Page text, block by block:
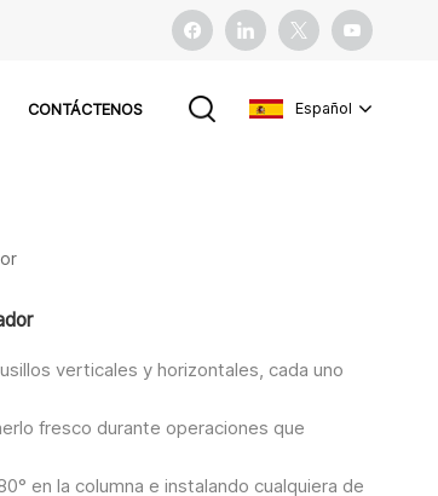
CONTÁCTENOS Español
Pусский
verticales y horizontales, cada uno
fresco durante operaciones que
en la columna e instalando cualquiera de